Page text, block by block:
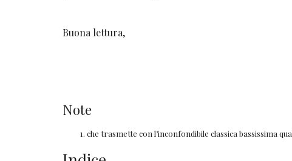
Buona lettura,
Note
che trasmette con l’inconfondibile classica bassissima